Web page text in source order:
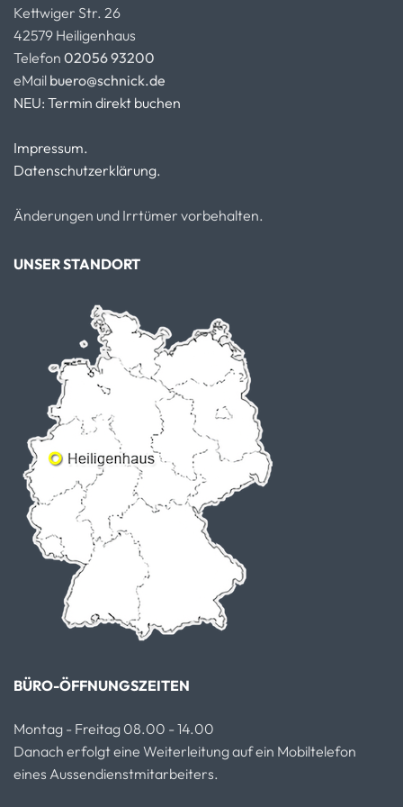
Kettwiger Str. 26
42579 Heiligenhaus
Telefon 02056 93200
eMail buero@schnick.de
NEU: Termin direkt buchen
Impressum.
Datenschutzerklärung.
Änderungen und Irrtümer vorbehalten.
UNSER STANDORT
BÜRO-ÖFFNUNGSZEITEN
Montag - Freitag 08.00 - 14.00
Danach erfolgt eine Weiterleitung auf ein Mobiltelefon
eines Aussendienstmitarbeiters.